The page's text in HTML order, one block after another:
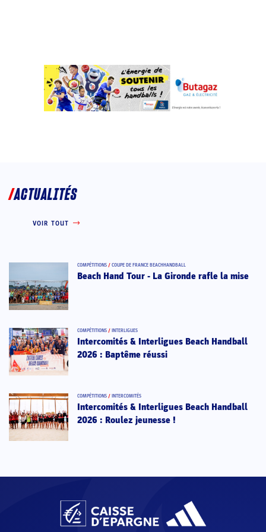
ACTUALITÉS
VOIR TOUT
COMPÉTITIONS / COUPE DE FRANCE BEACHHANDBALL
Beach Hand Tour - La Gironde rafle la mise
COMPÉTITIONS / INTERLIGUES
Intercomités & Interligues Beach Handball
2026 : Baptême réussi
COMPÉTITIONS / INTERCOMITÉS
Intercomités & Interligues Beach Handball
2026 : Roulez jeunesse !